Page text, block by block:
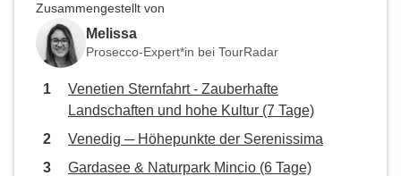
Zusammengestellt von
Melissa
Prosecco-Expert*in bei TourRadar
Venetien Sternfahrt - Zauberhafte
Landschaften und hohe Kultur (7 Tage)
Venedig ─ Höhepunkte der Serenissima
Gardasee & Naturpark Mincio (6 Tage)